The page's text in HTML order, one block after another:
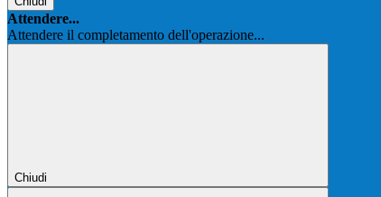
Attendere...
Attendere il completamento dell'operazione...
Chiudi